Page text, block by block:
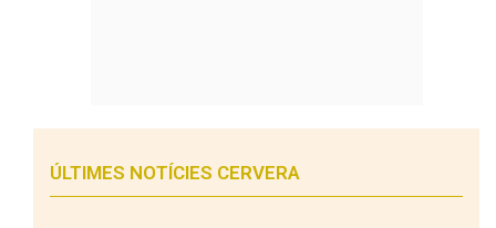
ÚLTIMES NOTÍCIES CERVERA